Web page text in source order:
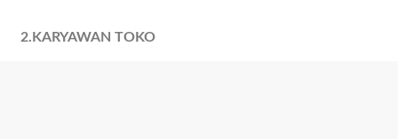
2.KARYAWAN TOKO